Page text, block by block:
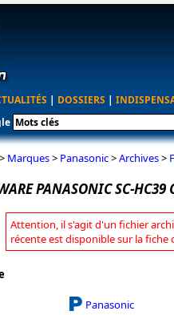
| DOSSIERS |
> Marques> Panasonic>Archives>
PANASONIC SC-
Attention, il s'agit d'un fichier
récente est disponible sur la fiche
Panasonic